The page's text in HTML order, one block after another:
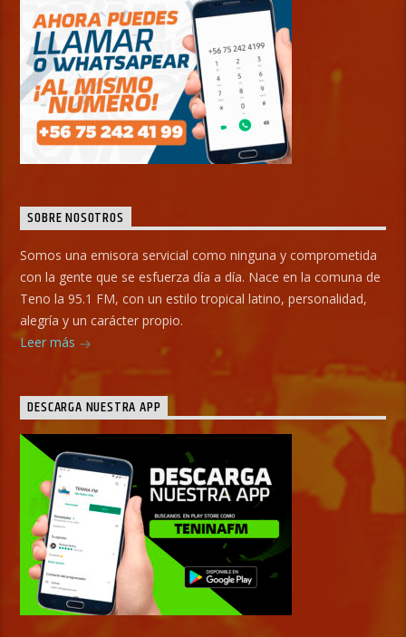
SOBRE NOSOTROS
Somos una emisora servicial como ninguna y comprometida
con la gente que se esfuerza día a día. Nace en la comuna de
Teno la 95.1 FM, con un estilo tropical latino, personalidad,
alegría y un carácter propio.
Leer más
DESCARGA NUESTRA APP